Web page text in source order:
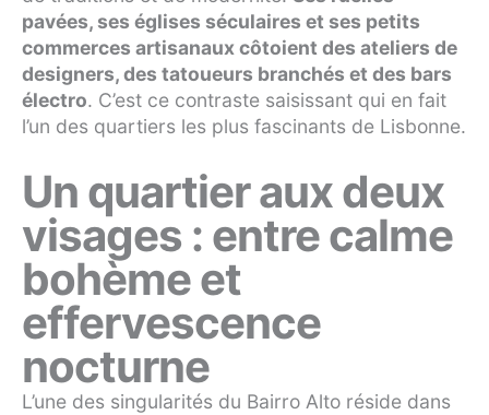
pavées, ses églises séculaires et ses petits
commerces artisanaux côtoient des ateliers de
designers, des tatoueurs branchés et des bars
électro. C’est ce contraste saisissant qui en fait
l’un des quartiers les plus fascinants de Lisbonne.
Un quartier aux deux
visages : entre calme
bohème et
effervescence
nocturne
L’une des singularités du Bairro Alto réside dans